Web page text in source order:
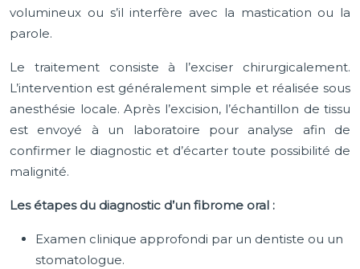
volumineux ou s’il interfère avec la mastication ou la
parole.
Le traitement consiste à l’exciser chirurgicalement.
L’intervention est généralement simple et réalisée sous
anesthésie locale. Après l’excision, l’échantillon de tissu
est envoyé à un laboratoire pour analyse afin de
confirmer le diagnostic et d’écarter toute possibilité de
malignité.
Les étapes du diagnostic d’un fibrome oral :
Examen clinique approfondi par un dentiste ou un
stomatologue.